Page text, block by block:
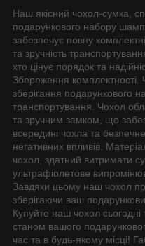
Наш якісний чохол-сумка,
подарункового набору
забезпечує повну
та зручність
хто цінує порядок та
Збереження комплектності.
зберігання подарункового
транспортування. Чохол
та зручним замком, що
всередині чохла та
негативних впливів.
чохол, здатний витримати
ультрафіолетове
Завдяки цьому наш чохол
зберігаючи ваш
Купуйте наш чохол
станом вашого
час та в будь-якому місці!